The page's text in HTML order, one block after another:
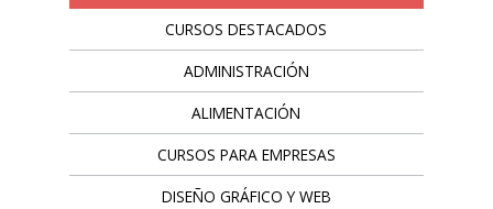
CURSOS DESTACADOS
ADMINISTRACIÓN
ALIMENTACIÓN
CURSOS PARA EMPRESAS
DISEÑO GRÁFICO Y WEB